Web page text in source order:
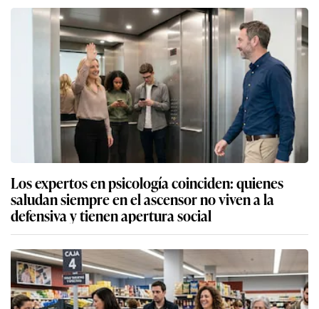
Los expertos en psicología coinciden: quienes
saludan siempre en el ascensor no viven a la
defensiva y tienen apertura social